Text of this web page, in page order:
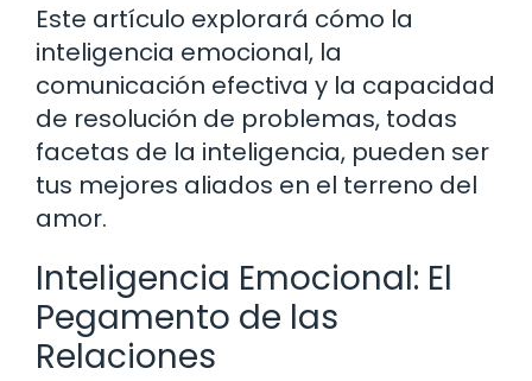
Este artículo explorará cómo la
inteligencia emocional, la
comunicación efectiva y la capacidad
de resolución de problemas, todas
facetas de la inteligencia, pueden ser
tus mejores aliados en el terreno del
amor.
Inteligencia Emocional: El
Pegamento de las
Relaciones